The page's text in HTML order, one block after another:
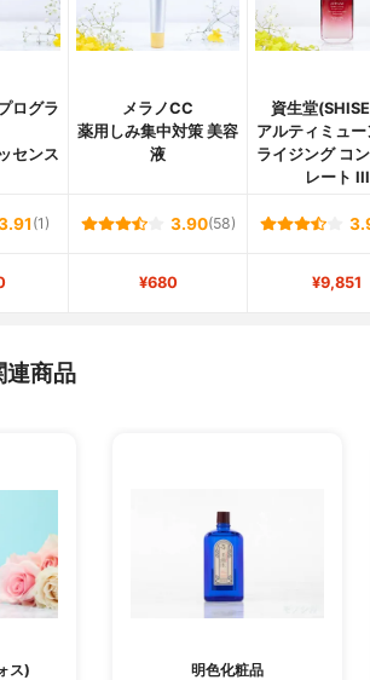
ログラ
センス
メラノCC
薬用しみ集中対策 美容
液
資生堂
アルティミュー
ライジング コ
レート III
(1) 3.90(58)
¥680 ¥9,851
連商品
ス)
明色化粧品